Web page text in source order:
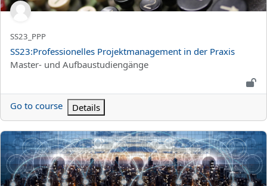
Titolo abbreviato del corso
SS23_PPP
Titolo del corso
SS23:Professionelles Projektmanagement in der Praxis
Categoria di corsi
Master- und Aufbaustudiengänge
Go to course Details
SS23: Seminar "Digitale Nachhaltigkeit: Open Source